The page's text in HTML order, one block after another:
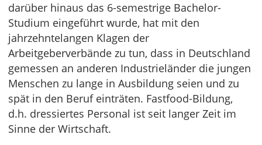
darüber hinaus das 6-semestrige Bachelor-
Studium eingeführt wurde, hat mit den
jahrzehntelangen Klagen der
Arbeitgeberverbände zu tun, dass in Deutschland
gemessen an anderen Industrieländer die jungen
Menschen zu lange in Ausbildung seien und zu
spät in den Beruf einträten. Fastfood-Bildung,
d.h. dressiertes Personal ist seit langer Zeit im
Sinne der Wirtschaft.